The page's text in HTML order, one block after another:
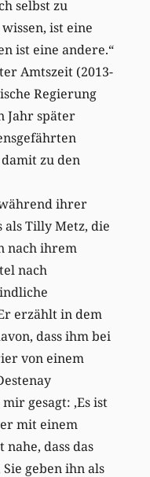
selbst zu
ist eine
ist eine andere.“
Amtszeit (2013-
Regierung
Jahr später
zu den
ihrer
Tilly Metz, die
nach ihrem
nach
erzählt in dem
dass ihm bei
von einem
gesagt: ‚Es ist
mit einem
dass das
geben ihn als